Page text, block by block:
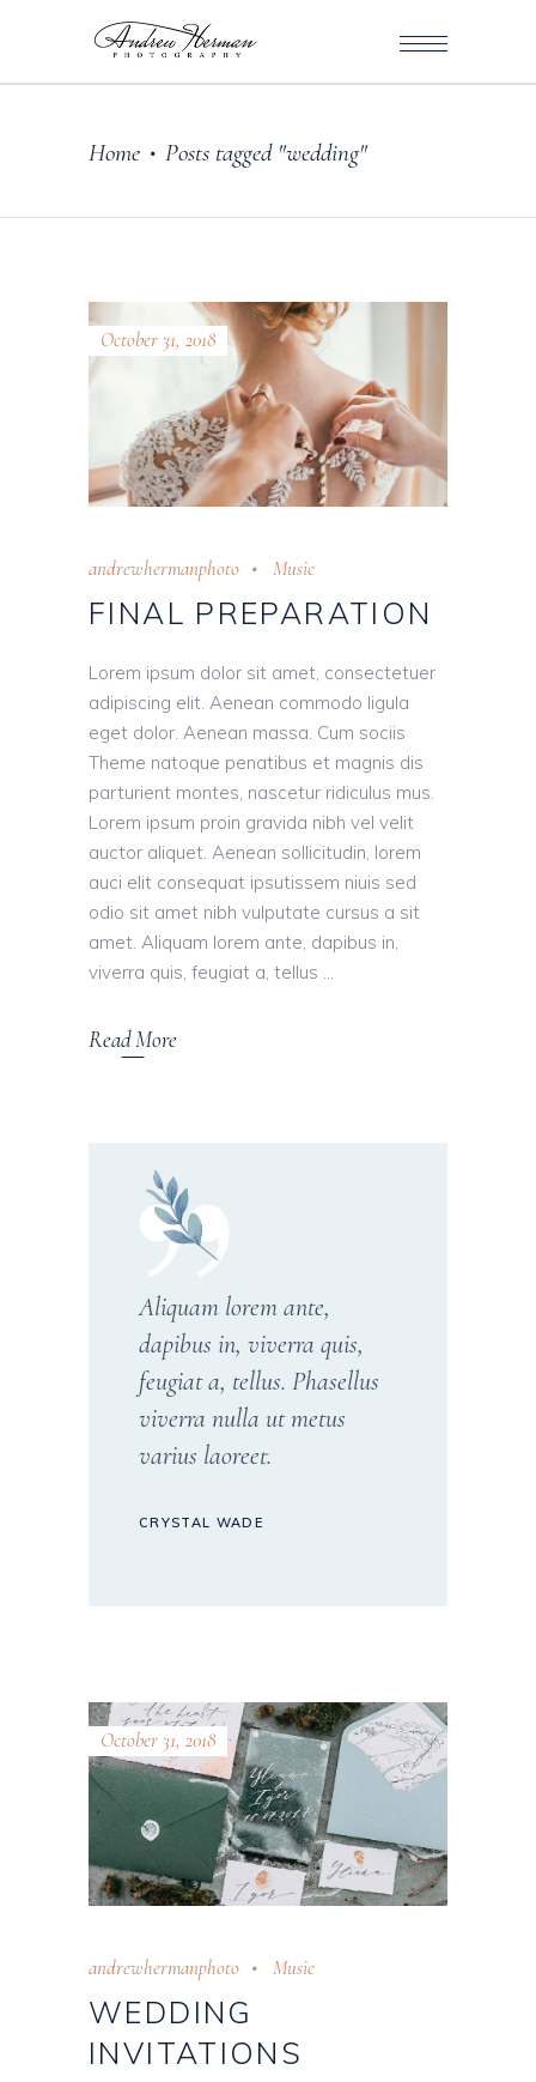
Home • Posts tagged "wedding"
October 31, 2018
andrewhermanphoto Music
FINAL PREPARATION
Lorem ipsum dolor sit amet, consectetuer
adipiscing elit. Aenean commodo ligula
eget dolor. Aenean massa. Cum sociis
Theme natoque penatibus et magnis dis
parturient montes, nascetur ridiculus mus.
Lorem ipsum proin gravida nibh vel velit
auctor aliquet. Aenean sollicitudin, lorem
auci elit consequat ipsutissem niuis sed
odio sit amet nibh vulputate cursus a sit
amet. Aliquam lorem ante, dapibus in,
viverra quis, feugiat a, tellus
Read More
Aliquam lorem ante,
dapibus in, viverra quis,
feugiat a, tellus. Phasellus
viverra nulla ut metus
varius laoreet.
CRYSTAL WADE
October 31, 2018
andrewhermanphoto Music
WEDDING
INVITATIONS